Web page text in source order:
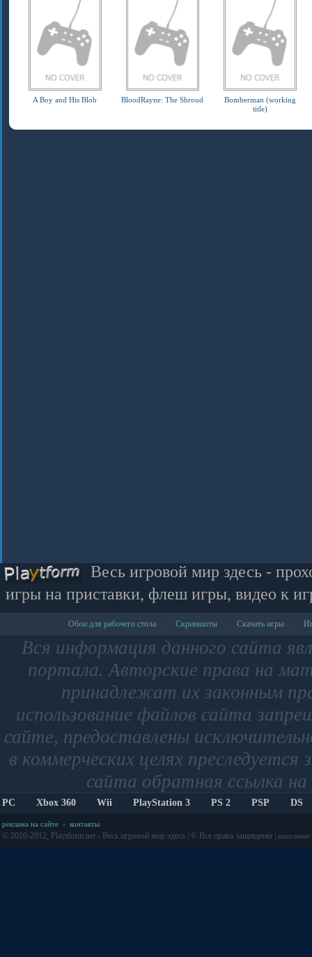
A Boy and His Blob BloodRayne: The Shroud
Bomberman (working
title)
Весь игровой мир здесь -
игры на приставки, флеш игры, видео к
Обои для рабочего стола Скриншоты Скачать игры
Вся информация данного сайта
портала. Авторские права на
принадлежат их законным
использование файлов сайта
сайте, предоставлены
в коммерческих целях
сайта обратная ссылка
PC Xbox 360 Wii PlayStation 3 PS 2 PSP DS
реклама на сайте - контакты
© 2010-2012, Playtform.net - Весь игровой мир здесь | © Все права защищены | выполнено